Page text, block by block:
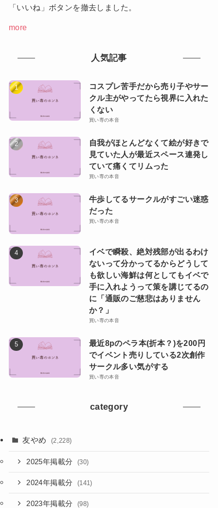
「いいね」ボタンを撤去しました。
more
人気記事
コスプレ苦手だから売り子やサー
クル主がやってたら視界に入れた
くない
買い専の本音
自我がほとんどなくて絵が好きで
見ていた人が最近スペース連発し
ていて痛くてリムった
買い専の本音
牛歩してるサークルがすごい迷惑
だった
買い専の本音
イベで瞬殺、絶対残部が出るわけ
ないって分かってるからどうして
も欲しい海鮮は何としてもイベで
手に入れようって策を講じてるの
に「通販のご慈悲はありません
か？」
買い専の本音
最近8pのペラ本(折本？)を200円
でイベント売りしている2次創作
サークル多い気がする
買い専の本音
category
友やめ (2,228)
2025年掲載分 (30)
2024年掲載分 (141)
2023年掲載分 (98)